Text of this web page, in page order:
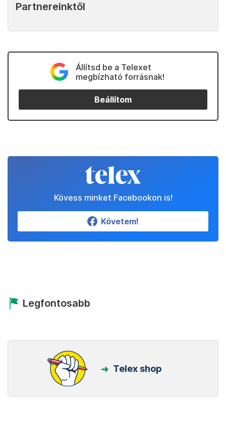
Partnereinktől
Állítsd be a Telexet
megbízható forrásnak!
Beállítom
Kövess minket Facebookon is!
Követem!
Legfontosabb
Telex shop